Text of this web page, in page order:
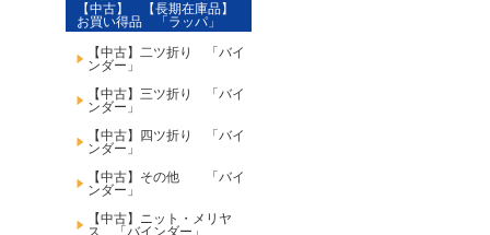
【中古】 【長期在庫品】
お買い得品 「ラッパ」
【中古】二ツ折り 「バイ
ンダー」
【中古】三ツ折り 「バイ
ンダー」
【中古】四ツ折り 「バイ
ンダー」
【中古】その他 「バイ
ンダー」
【中古】ニット・メリヤ
ス 「バインダー」